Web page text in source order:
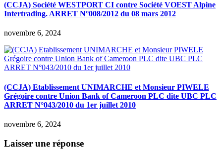
(CCJA) Société WESTPORT CI contre Société VOEST Alpine
Intertrading. ARRET N°008/2012 du 08 mars 2012
novembre 6, 2024
(CCJA) Etablissement UNIMARCHE et Monsieur PIWELE
Grégoire contre Union Bank of Cameroon PLC dite UBC PLC
ARRET N°043/2010 du 1er juillet 2010
novembre 6, 2024
Laisser une réponse